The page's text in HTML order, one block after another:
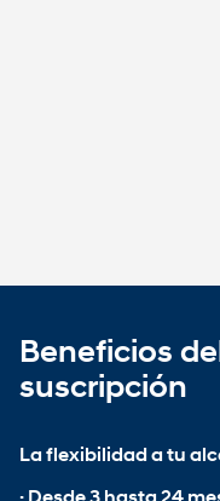
Beneficios
suscripción
La flexibilidad a tu